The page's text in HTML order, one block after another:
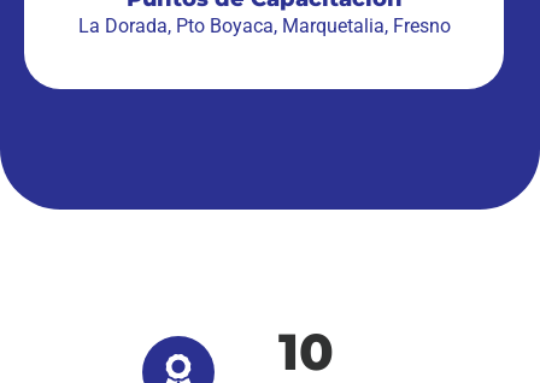
La Dorada, Pto Boyaca, Marquetalia, Fresno
10